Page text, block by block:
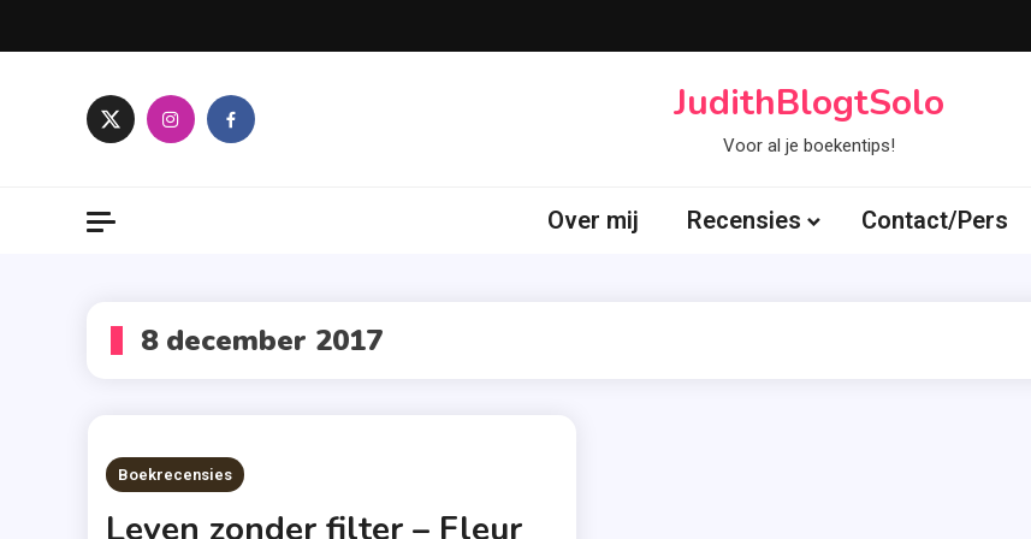
to
JudithBlogtSolo
Voor al je boekentips!
Over mij Recensies Contact/Pers
8 december 2017
Boekrecensies
Leven zonder filter – Fleur